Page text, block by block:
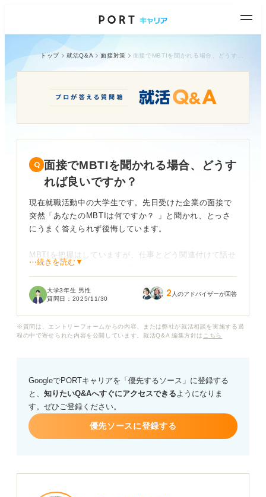
トップ 就活Q&A 面接対策
面接でMBTIを聞かれる場合、どうす
れば良いですか？
現在就職活動中の大学生です。先日受けた企業の面接で
突然「あなたのMBTIは何ですか？ 」と聞かれ、とっさ
にうまく答えられず後悔しています。
MBTIを把握はしていますが、仕事とどう関連付けて話せ
ば良いのかがわかりませんでした。
今後面接で聞かれた場合に、採用担当者に好印象を与え
またそもそも面接でMBTIのようなパーソナリティテスト
⋯続きを読む▼
大学3年生 男性
質問日： 2025/11/30 2 人のアドバイザーが回答
※質問は、エントリーフォームからの内容、または弊社が就活相談を実施する過
程の中で寄せられた内容を公開しています。就活Q&A 編集方針は こちら
GoogleでPORTキャリアを「優先するソース」に登録する
と、 知りたいQ&Aへすぐにアクセスできるようになりま
す。ぜひご登録ください。
優先ソースに登録する